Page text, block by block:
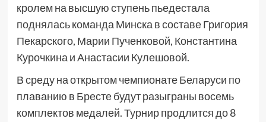
кролем на высшую ступень пьедестала
поднялась команда Минска в составе Григория
Пекарского, Марии Пученковой, Константина
Курочкина и Анастасии Кулешовой.
В среду на открытом чемпионате Беларуси по
плаванию в Бресте будут разыграны восемь
комплектов медалей. Турнир продлится до 8